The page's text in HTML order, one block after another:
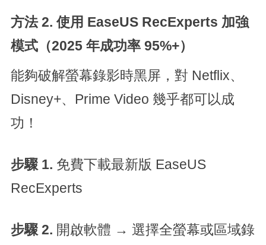
方法 2.使用 EaseUS RecExperts 加強
模式（2025 年成功率 95%+）
能夠破解螢幕錄影時黑屏，對 Netflix、
Disney+、Prime Video 幾乎都可以成
功！
步驟 1. 免費下載最新版 EaseUS
RecExperts
步驟 2. 開啟軟體 → 選擇全螢幕或區域錄